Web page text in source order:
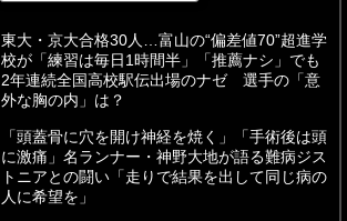
東大・京大合格30人…富山の“偏差値70”超進学
校が「練習は毎日1時間半」「推薦ナシ」でも
2年連続全国高校駅伝出場のナゼ 選手の「意
外な胸の内」は？
「頭蓋骨に穴を開け神経を焼く」「手術後は頭
に激痛」名ランナー・神野大地が語る難病ジス
トニアとの闘い「走りで結果を出して同じ病の
人に希望を」